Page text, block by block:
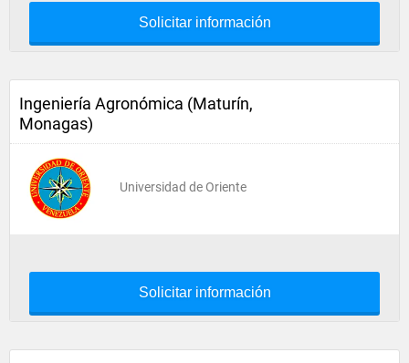
Solicitar información
Ingeniería Agronómica (Maturín,
Monagas)
Universidad de Oriente
Solicitar información